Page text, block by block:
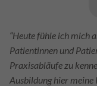
“Heute fühle ich mich
Patientinnen und
Praxisabläufe zu
Ausbildung hier meine